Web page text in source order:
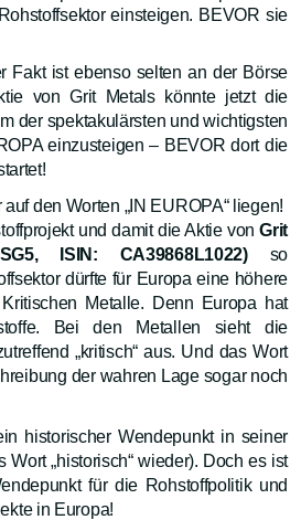
einsteigen. BEVOR sie
Fakt ist ebenso selten an der Börse
von Grit Metals könnte jetzt die
der spektakulärsten und wichtigsten
einzusteigen – BEVOR dort die
den Worten „IN EUROPA“ liegen!
und damit die Aktie vonGrit
ISIN: CA39868L1022)so
dürfte für Europa eine höhere
Metalle. Denn Europa hat
Bei den Metallen sieht die
„kritisch“ aus. Und das Wort
der wahren Lage sogar noch
historischer Wendepunkt in seiner
Wort „historisch“ wieder). Doch es ist
für die Rohstoffpolitik und
in Europa!